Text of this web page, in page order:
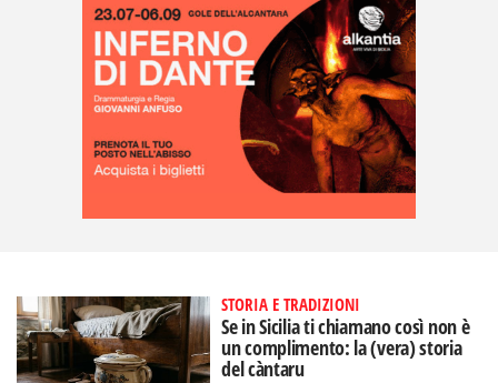
STORIA E TRADIZIONI
Se in Sicilia ti chiamano così non è
un complimento: la (vera) storia
del càntaru